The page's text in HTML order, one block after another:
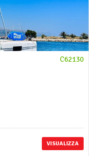
C62130
VISUALIZZA